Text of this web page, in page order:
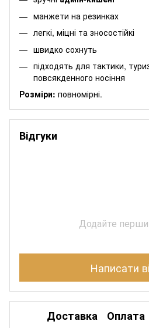
манжети на резинках
легкі, міцні та зносостійкі
швидко сохнуть
підходять для тактики,
повсякденного носіння
Розміри: повномірні.
Відгуки
Додайте
Написати
Доставка Оплата